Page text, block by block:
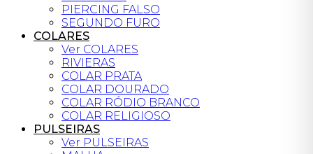
PIERCING FALSO
SEGUNDO FURO
COLARES
Ver COLARES
RIVIERAS
COLAR PRATA
COLAR DOURADO
COLAR RÓDIO BRANCO
COLAR RELIGIOSO
PULSEIRAS
Ver PULSEIRAS